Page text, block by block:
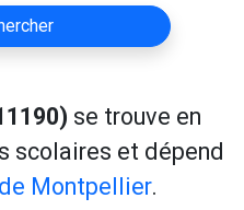
se trouve en
scolaires et dépend
Montpellier.